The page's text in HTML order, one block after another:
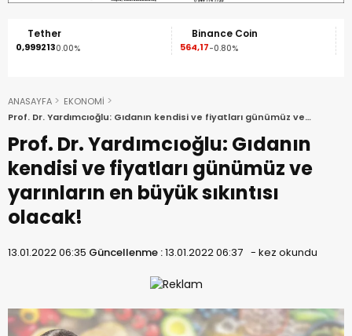
Tether
0.00%
Binance Coin
564,17-0.80% 1,09
ANASAYFA
EKONOMİ
Prof. Dr. Yardımcıoğlu: Gıdanın kendisi ve fiyatları günümüz ve
yarınların en büyük sıkıntısı olacak!
Prof. Dr. Yardımcıoğlu: Gıdanın
kendisi ve fiyatları günümüz ve
yarınların en büyük sıkıntısı
olacak!
13.01.2022 06:35 Güncellenme :13.01.2022 06:37 - kez okundu